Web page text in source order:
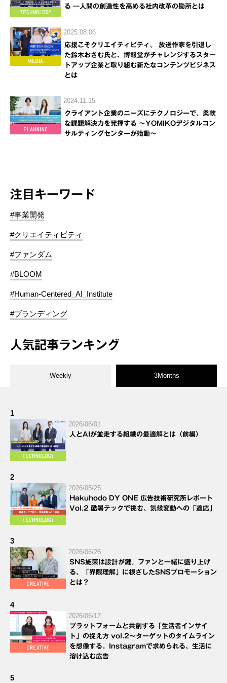
る ―人間の創造性を高める社内改革の勘所とは
2025.08.06
応援こそクリエイティビティ。 放送作家を引退し
た鈴木おさむ氏と、博報堂がチャレンジするスター
トアップ企業と取り組む新たなコンテンツビジネス
とは
2024.11.15
クライアント企業のニーズにテクノロジーで、柔軟
な課題解決力を発揮する ～YOMIKOデジタルコン
サルティングセンターが始動～
注目キーワード
#事業開発
#クリエイティビティ
#ファンダム
#BLOOM
#Human-Centered_AI_Institute
#ブランディング
人気記事ランキング
Weekly 3Months
1
2026/06/01
人とAIが並走する組織の最適解とは（前編）
2
2026/05/25
Hakuhodo DY ONE 広告技術研究所レポート
Vol.2 酷暑テックで挑む、気候変動への「適応」
3
2026/06/26
SNS施策は設計が鍵。ファンと一緒に盛り上げ
る、「界隈理解」に根ざしたSNSプロモーション
とは？
4
2026/06/17
プラットフォームと共創する「生活者インサイ
ト」の捉え方 vol.2～ターゲットのタイムライン
を想像する。Instagramで求められる、生活に
溶け込む広告
5